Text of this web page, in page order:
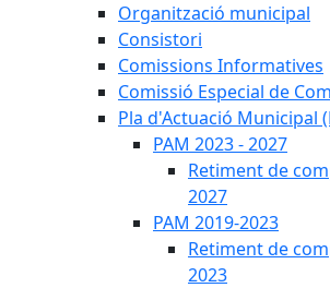
Organització municipal
Consistori
Comissions Informatives
Comissió Especial de
Pla d'Actuació Municipal
PAM 2023 - 2027
Retiment de
2027
PAM 2019-2023
Retiment de
2023